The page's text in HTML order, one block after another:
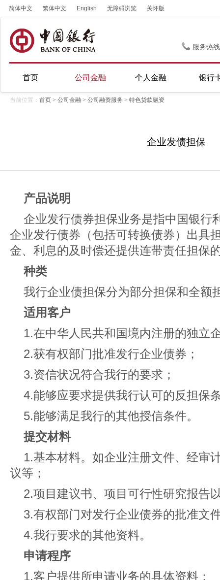
简体中文 繁体中文 English 无障碍浏览 关怀版
服务热
首页 公司金融 个人金融 银行
当前位置： 首页 > 公司金融 > 公司融资服务 > 特色贷款融资
企业发债担保
产品说明
企业发行债券担保业务是指中国银行
企业发行债券（包括可转换债券）出具
金、利息的及时偿还提供连带责任担保
种类
我行企业债担保分为部分担保和全额
适用客户
1.在中华人民共和国境内注册的独立
2.获有权部门批准发行企业债券；
3.资信状况符合我行的要求；
4.能够应要求提供我行认可的反担保
5.能够满足我行的其他授信条件。
提交材料
1.基本材料。如企业注册文件、经审
议等；
2.项目建议书、项目可行性研究报告
3.有权部门对发行企业债券的批准文
4.我行要求的其他资料。
申请程序
1.客户提供所申请业务的具体资料；